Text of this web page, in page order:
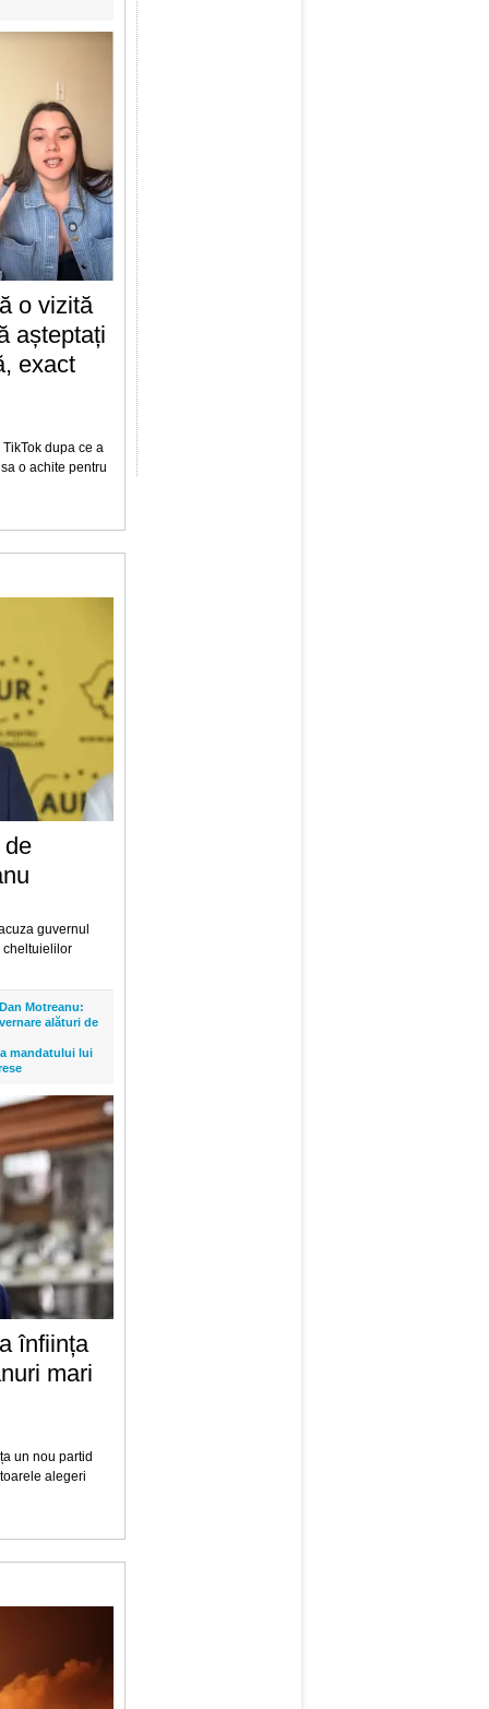
o vizită
așteptați
exact
dupa ce a
o achite pentru
de
guvernul
cheltuielilor
Motreanu:
alături de
mandatului lui
înființa
mari
un nou partid
alegeri